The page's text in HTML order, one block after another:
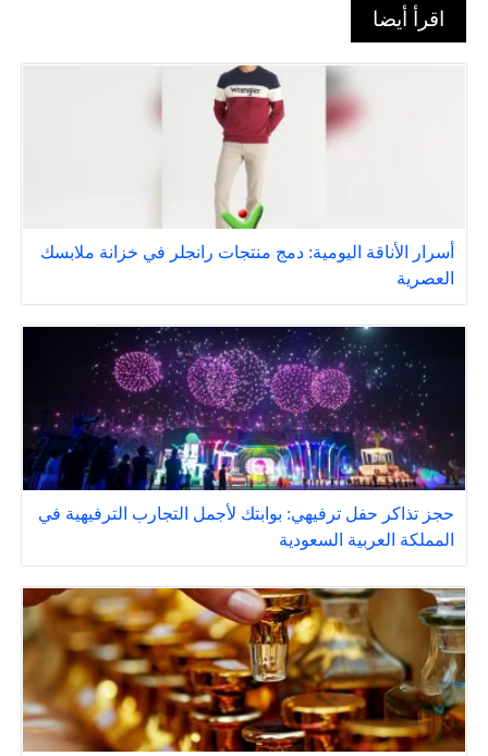
اقرأ أيضا
أسرار الأناقة اليومية: دمج منتجات رانجلر في خزانة ملابسك
العصرية
حجز تذاكر حفل ترفيهي: بوابتك لأجمل التجارب الترفيهية في
المملكة العربية السعودية